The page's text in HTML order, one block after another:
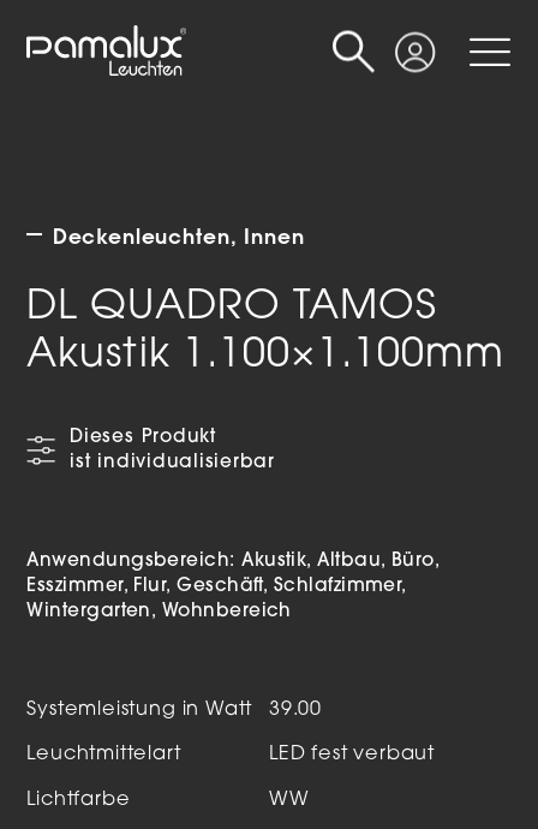
Login
Suche
Deckenleuchten Innen
DL QUADRO TAMOS
Akustik 1.100×1.100mm
Dieses Produkt
ist individualisierbar
Anwendungsbereich:Akustik Altbau
Büro
Esszimmer
Flur Geschäft
Schlafzimmer
Wintergarten
Wohnbereich
Systemleistung in Watt 39.00
Leuchtmittelart LED fest verbaut
Lichtfarbe WW